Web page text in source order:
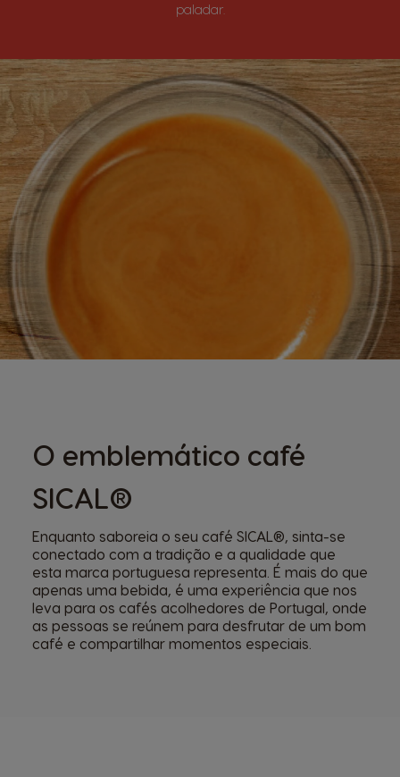
paladar.
O emblemático café
SICAL®
Enquanto saboreia o seu café SICAL®, sinta-se
conectado com a tradição e a qualidade que
esta marca portuguesa representa. É mais do que
apenas uma bebida, é uma experiência que nos
leva para os cafés acolhedores de Portugal, onde
as pessoas se reúnem para desfrutar de um bom
café e compartilhar momentos especiais.